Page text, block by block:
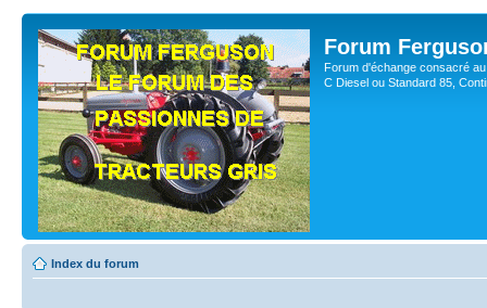
Forum
Forum d'échange consacré
C Diesel ou Standard 85,
Index du forum